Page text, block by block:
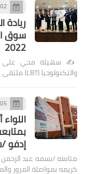
02 يونيو 2022
ريادة
سوق
2022
والتكنولوجيا (LBT) ملتقى مستقبل سوق العمل (ملت…
05 يوليو 2022
إدفو /
متابعه /بسمه عبد
كريمه بمواصلة المرور